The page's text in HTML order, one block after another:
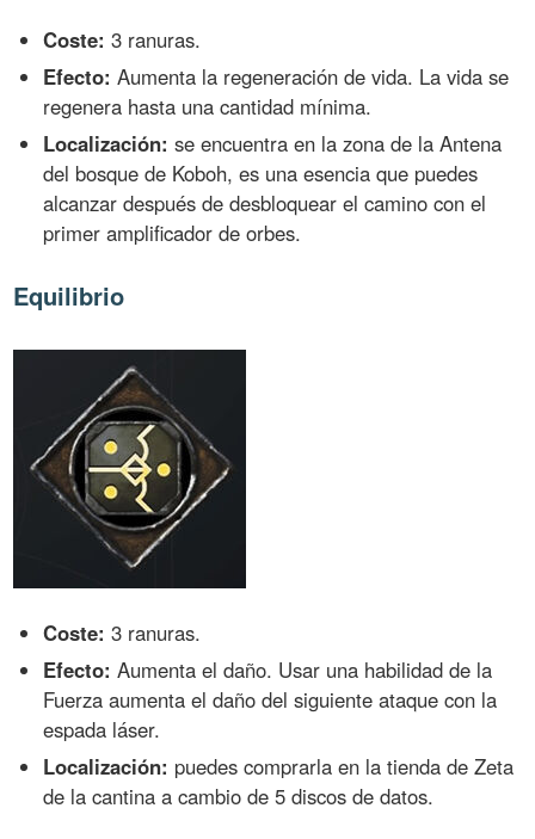
Coste: 3 ranuras.
Efecto: Aumenta la regeneración de vida. La vida se
regenera hasta una cantidad mínima.
Localización: se encuentra en la zona de la Antena
del bosque de Koboh, es una esencia que puedes
alcanzar después de desbloquear el camino con el
primer amplificador de orbes.
Equilibrio
Coste: 3 ranuras.
Efecto: Aumenta el daño. Usar una habilidad de la
Fuerza aumenta el daño del siguiente ataque con la
espada láser.
Localización: puedes comprarla en la tienda de Zeta
de la cantina a cambio de 5 discos de datos.